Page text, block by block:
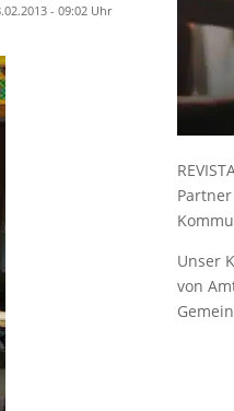
- 09:02 Uhr
Unser
von